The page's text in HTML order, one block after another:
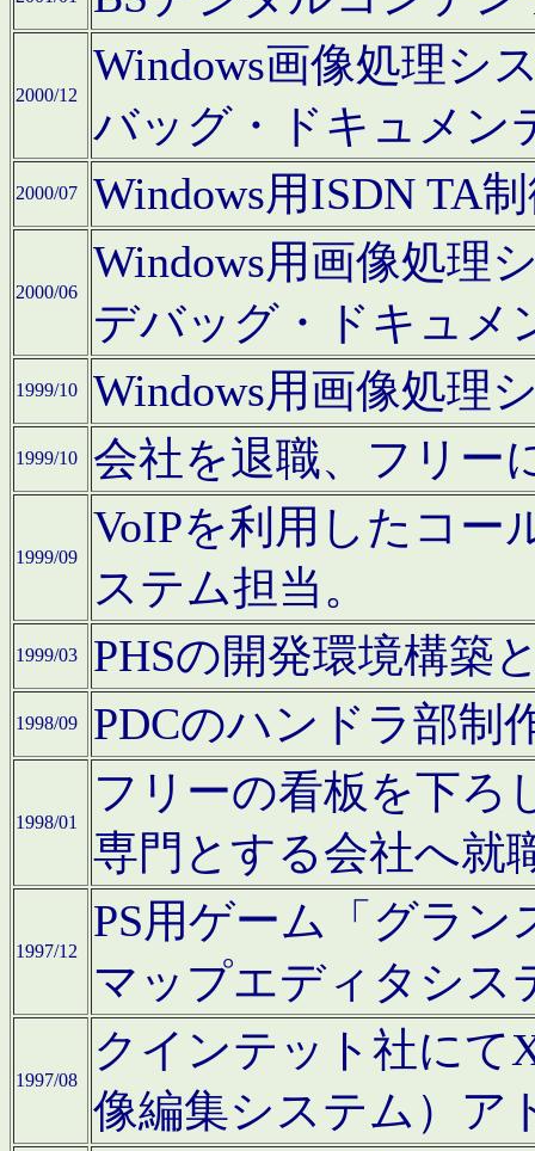
2000/12
Windows画像処理シ
バッグ・ドキュメン
2000/07 Windows用ISDN TA
2000/06
Windows用画像処理
デバッグ・ドキュメ
1999/10 Windows用画像処理
1999/10 会社を退職、フリー
1999/09
VoIPを利用したコー
ステム担当。
1999/03 PHSの開発環境構築
1998/09 PDCのハンドラ部制
1998/01
フリーの看板を下ろ
専門とする会社へ就
1997/12
PS用ゲーム「グラン
マップエディタシス
1997/08
クインテット社にて
像編集システム）ア